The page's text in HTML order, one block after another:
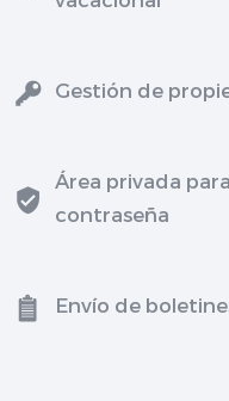
Gestión de
Área privada
contraseña
Envío de